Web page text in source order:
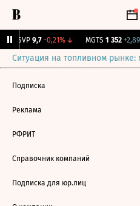
BISVP 9,7 -0,21%↓ MGTS 1 352
Ситуация на топливном рынке:
Подписка
Реклама
РФРИТ
Справочник компаний
Подписка для юр.лиц